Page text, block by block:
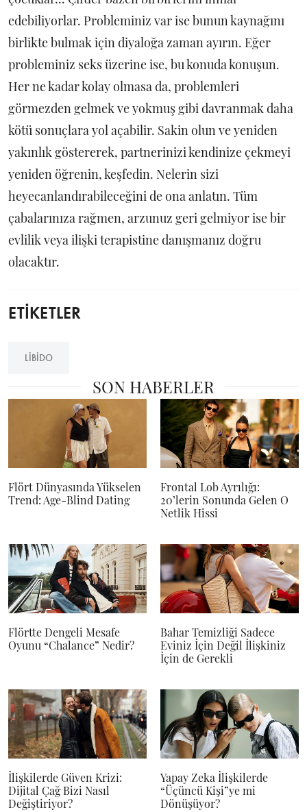
edebiliyorlar. Probleminiz var ise bunun kaynağını
birlikte bulmak için diyaloğa zaman ayırın. Eğer
probleminiz seks üzerine ise, bu konuda konuşun.
Her ne kadar kolay olmasa da, problemleri
görmezden gelmek ve yokmuş gibi davranmak daha
kötü sonuçlara yol açabilir. Sakin olun ve yeniden
yakınlık göstererek, partnerinizi kendinize çekmeyi
yeniden öğrenin, keşfedin. Nelerin sizi
heyecanlandırabileceğini de ona anlatın. Tüm
çabalarınıza rağmen, arzunuz geri gelmiyor ise bir
evlilik veya ilişki terapistine danışmanız doğru
olacaktır.
ETİKETLER
LIBIDO
SON HABERLER
Flört Dünyasında Yükselen
Trend: Age-Blind Dating
Frontal Lob Ayrılığı:
20’lerin Sonunda Gelen O
Netlik Hissi
Flörtte Dengeli Mesafe
Oyunu “Chalance” Nedir?
Bahar Temizliği Sadece
Eviniz İçin Değil İlişkiniz
İçin de Gerekli
İlişkilerde Güven Krizi:
Dijital Çağ Bizi Nasıl
Değiştiriyor?
Yapay Zeka İlişkilerde
“Üçüncü Kişi”ye mi
Dönüşüyor?